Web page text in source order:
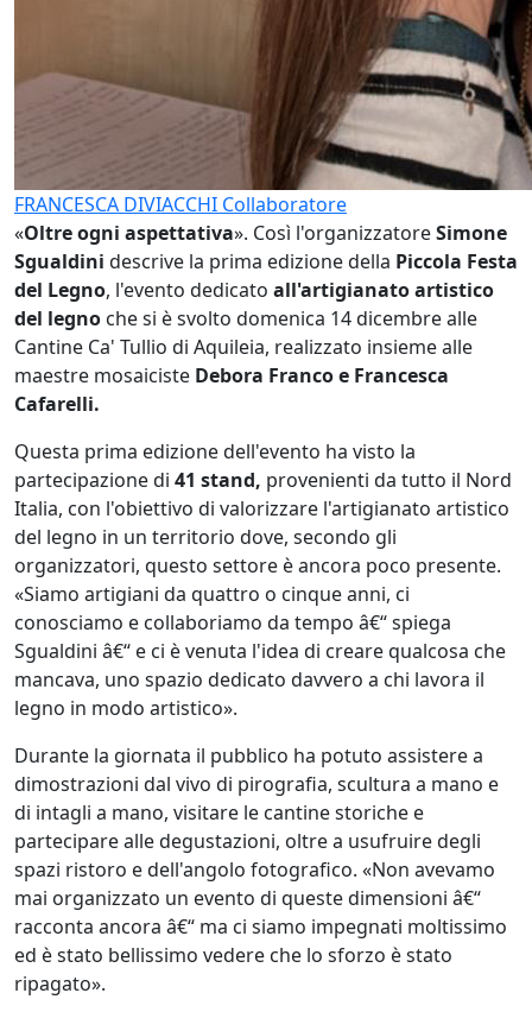
FRANCESCA DIVIACCHI Collaboratore
«Oltre ogni aspettativa». Così l'organizzatoreSimone
Sgualdini descrive la prima edizione della Piccola Festa
del Legno, l'evento dedicato all'artigianato artistico
del legno che si è svolto domenica 14 dicembre alle
Cantine Ca' Tullio di Aquileia, realizzato insieme alle
maestre mosaiciste Debora Franco e Francesca
Cafarelli.
Questa prima edizione dell'evento ha visto la
partecipazione di 41 stand, provenienti da tutto il Nord
Italia, con l'obiettivo di valorizzare l'artigianato artistico
del legno in un territorio dove, secondo gli
organizzatori, questo settore è ancora poco presente.
«Siamo artigiani da quattro o cinque anni, ci
conosciamo e collaboriamo da tempo â€“ spiega
Sgualdini â€“ e ci è venuta l'idea di creare qualcosa che
mancava, uno spazio dedicato davvero a chi lavora il
legno in modo artistico».
Durante la giornata il pubblico ha potuto assistere a
dimostrazioni dal vivo di pirografia, scultura a mano e
di intagli a mano, visitare le cantine storiche e
partecipare alle degustazioni, oltre a usufruire degli
spazi ristoro e dell'angolo fotografico. «Non avevamo
mai organizzato un evento di queste dimensioni â€“
racconta ancora â€“ ma ci siamo impegnati moltissimo
ed è stato bellissimo vedere che lo sforzo è stato
ripagato».